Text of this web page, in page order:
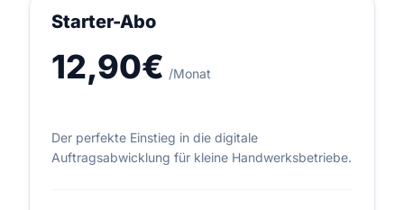
Starter-Abo
12,90€ /Monat
Der perfekte Einstieg in die digitale
Auftragsabwicklung für kleine Handwerksbetriebe.